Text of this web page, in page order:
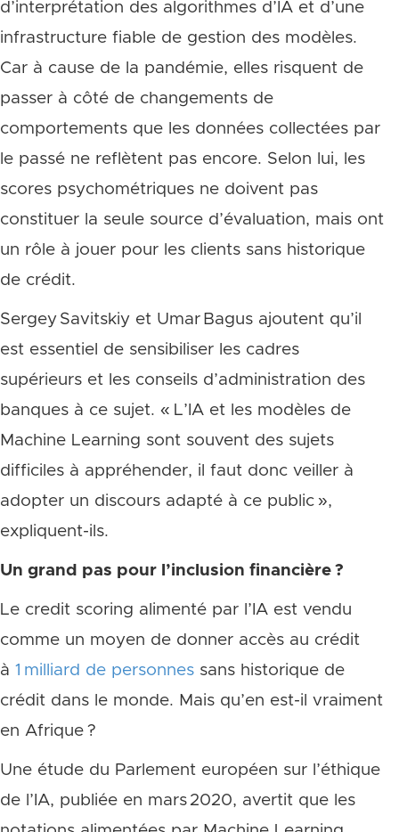
d’interprétation des algorithmes d’IA et d’une
infrastructure fiable de gestion des modèles.
Car à cause de la pandémie, elles risquent de
passer à côté de changements de
comportements que les données collectées par
le passé ne reflètent pas encore. Selon lui, les
scores psychométriques ne doivent pas
constituer la seule source d’évaluation, mais ont
un rôle à jouer pour les clients sans historique
de crédit.
Sergey Savitskiy et Umar Bagus ajoutent qu’il
est essentiel de sensibiliser les cadres
supérieurs et les conseils d’administration des
banques à ce sujet. « L’IA et les modèles de
Machine Learning sont souvent des sujets
difficiles à appréhender, il faut donc veiller à
adopter un discours adapté à ce public »,
expliquent-ils.
Un grand pas pour l’inclusion financière ?
Le credit scoring alimenté par l’IA est vendu
comme un moyen de donner accès au crédit
à 1 milliard de personnes sans historique de
crédit dans le monde. Mais qu’en est-il vraiment
en Afrique ?
Une étude du Parlement européen sur l’éthique
de l’IA, publiée en mars 2020, avertit que les